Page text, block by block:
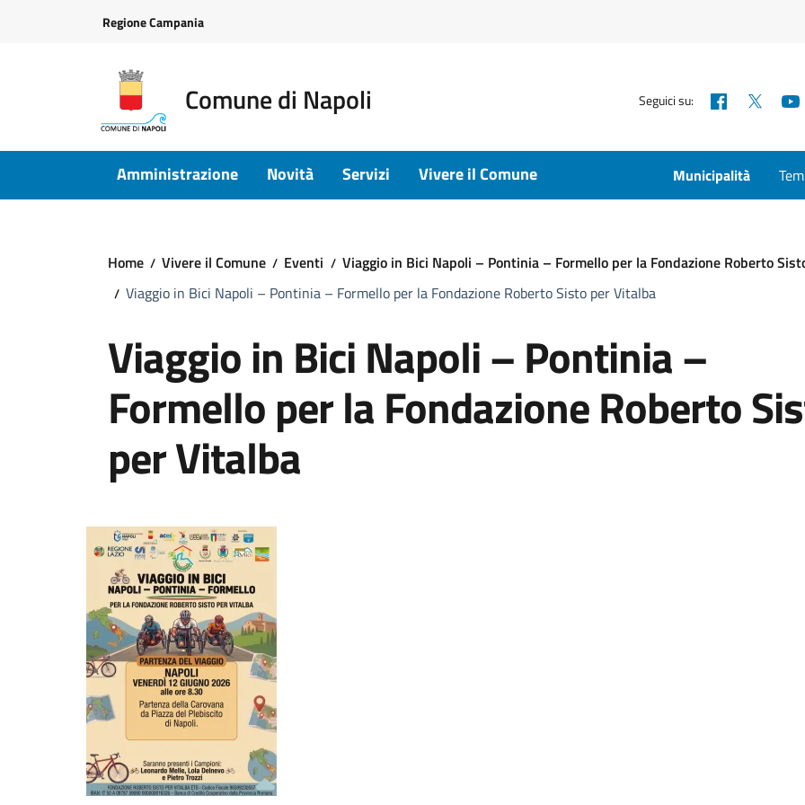
Regione Campania
Comune di Napoli Seguici su: Facebook
Amministrazione Novità Servizi Vivere il Comune Municipalità
Home Vivere il Comune Eventi
Viaggio in Bici Napoli – Pontinia – Formello per la Fondazione Roberto
Viaggio in Bici Napoli – Pontinia – Formello per la Fondazione Roberto Sisto per Vitalba
Viaggio in Bici Napoli – Pontinia –
Formello per la Fondazione Roberto
per Vitalba